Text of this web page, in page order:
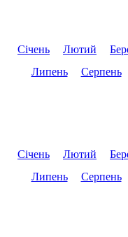
Січень Лютий
Липень
Серпень
Січень Лютий
Липень
Серпень